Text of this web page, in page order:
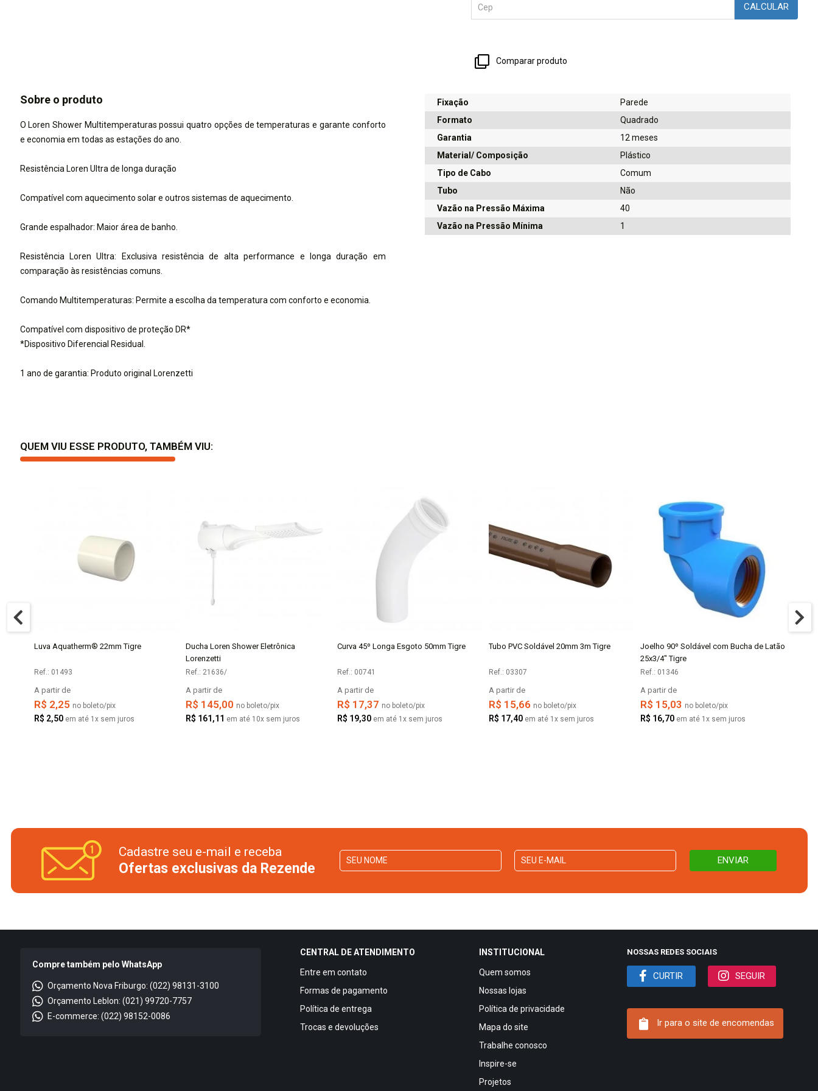
CALCULAR
Comparar produto
Sobre o produto
O Loren Shower Multitemperaturas possui quatro opções de temperaturas e garante conforto
e economia em todas as estações do ano.
Resistência Loren Ultra de longa duração
Compatível com aquecimento solar e outros sistemas de aquecimento.
Grande espalhador: Maior área de banho.
Resistência Loren Ultra: Exclusiva resistência de alta performance e longa duração em
comparação às resistências comuns.
Comando Multitemperaturas: Permite a escolha da temperatura com conforto e economia.
Compatível com dispositivo de proteção DR*
*Dispositivo Diferencial Residual.
1 ano de garantia: Produto original Lorenzetti
Fixação
Parede
Formato
Quadrado
Garantia
12 meses
Material/ Composição
Plástico
Tipo de Cabo
Comum
Tubo
Não
Vazão na Pressão Máxima
40
Vazão na Pressão Mínima
1
QUEM VIU ESSE PRODUTO, TAMBÉM VIU:
COMPRAR
Luva Aquatherm® 22mm Tigre
Ref.: 01493
A partir de
R$ 2,25 no boleto/pix
R$ 2,50 em até 1x sem juros
COMPRAR
Ducha Loren Shower Eletrônica
Lorenzetti
Ref.: 21636/
A partir de
R$ 145,00 no boleto/pix
R$ 161,11 em até 10x sem juros
COMPRAR
Curva 45º Longa Esgoto 50mm Tigre
Ref.: 00741
A partir de
R$ 17,37 no boleto/pix
R$ 19,30 em até 1x sem juros
Tubo PVC Soldável 20mm 3m Tigre
Ref.: 03307
A partir de
R$ 15,66 no boleto/pix
R$ 17,40 em até 1x sem juros
COMPRAR
Joelho 90º Soldável com Bucha de Latão
25x3/4" Tigre
Ref.: 01346
A partir de
R$ 15,03 no boleto/pix
R$ 16,70 em até 1x sem juros
Cadastre seu e-mail e receba
Ofertas exclusivas da Rezende
Compre também pelo WhatsApp
Orçamento Nova Friburgo: (022) 98131-3100
Orçamento Leblon: (021) 99720-7757
E-commerce: (022) 98152-0086
CENTRAL DE ATENDIMENTO
Entre em contato
Formas de pagamento
Política de entrega
Trocas e devoluções
INSTITUCIONAL
Quem somos
Nossas lojas
Política de privacidade
Mapa do site
Trabalhe conosco
Inspire-se
Projetos
NOSSAS REDES SOCIAIS
CURTIR SEGUIR
Ir para o site de encomendas